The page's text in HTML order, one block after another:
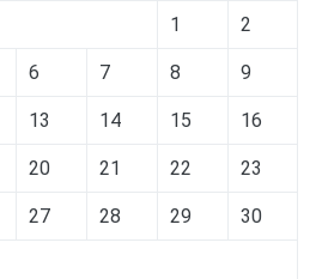
1 2
6 7 8 9
13 14 15 16
20 21 22 23
27 28 29 30